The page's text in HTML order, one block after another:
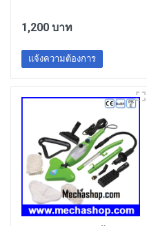
1,200 บาท
แจ้งความต้องการ